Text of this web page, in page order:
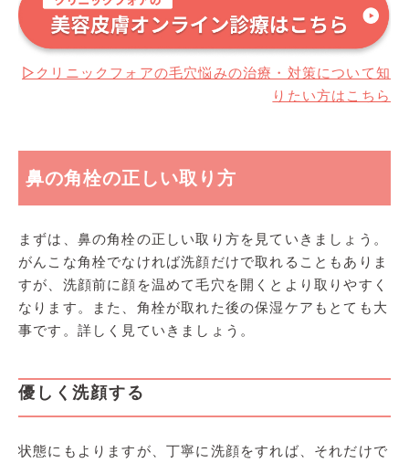
▷クリニックフォアの毛穴悩みの治療・対策について知
りたい方はこちら
鼻の角栓の正しい取り方
まずは、鼻の角栓の正しい取り方を見ていきましょう。
がんこな角栓でなければ洗顔だけで取れることもありま
すが、洗顔前に顔を温めて毛穴を開くとより取りやすく
なります。また、角栓が取れた後の保湿ケアもとても大
事です。詳しく見ていきましょう。
優しく洗顔する
状態にもよりますが、丁寧に洗顔をすれば、それだけで